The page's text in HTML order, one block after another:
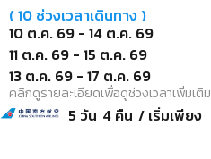
(10ช่วงเวลาเดินทาง )
10 ต.ค. 69 -14 ต.ค. 69
11 ต.ค. 69 -15 ต.ค. 69
13 ต.ค. 69 -17 ต.ค. 69
คลิกดูรายละเอียดเพื่อดูช่วงเวลาเพิ่มเติม
5 วัน 4คืน / เริ่มเพียง